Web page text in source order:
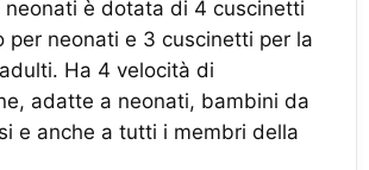
neonati è dotata di 4 cuscinetti
per neonati e 3 cuscinetti per la
Ha 4 velocità di
adatte a neonati, bambini da
e anche a tutti i membri della